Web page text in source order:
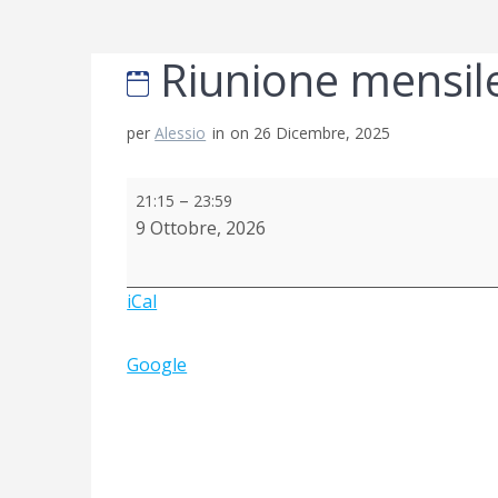
Riunione
perAlessio in on 26 Dicembre, 2025
Riunione
mensile
21:15 – 23:59
9 Ottobre, 2026
iCal
Google